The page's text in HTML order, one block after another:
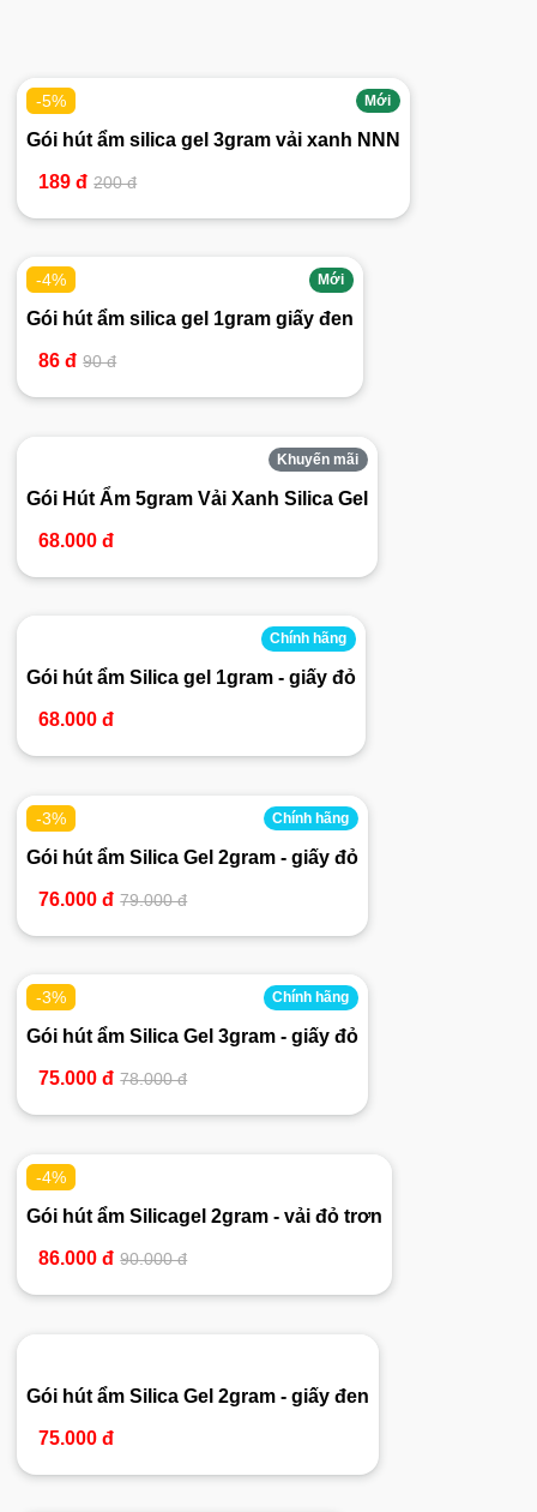
Mới
-5%
Gói hút ẩm silica gel 3gram vải xanh NNN
189 đ 200 đ
Mới
-4%
Gói hút ẩm silica gel 1gram giấy đen
86 đ 90 đ
Khuyến mãi
Gói Hút Ẩm 5gram Vải Xanh Silica Gel
68.000 đ
Chính hãng
Gói hút ẩm Silica gel 1gram - giấy đỏ
68.000 đ
Chính hãng
-3%
Gói hút ẩm Silica Gel 2gram - giấy đỏ
76.000 đ 79.000 đ
Chính hãng
-3%
Gói hút ẩm Silica Gel 3gram - giấy đỏ
75.000 đ 78.000 đ
-4%
Gói hút ẩm Silicagel 2gram - vải đỏ trơn
86.000 đ 90.000 đ
Gói hút ẩm Silica Gel 2gram - giấy đen
75.000 đ